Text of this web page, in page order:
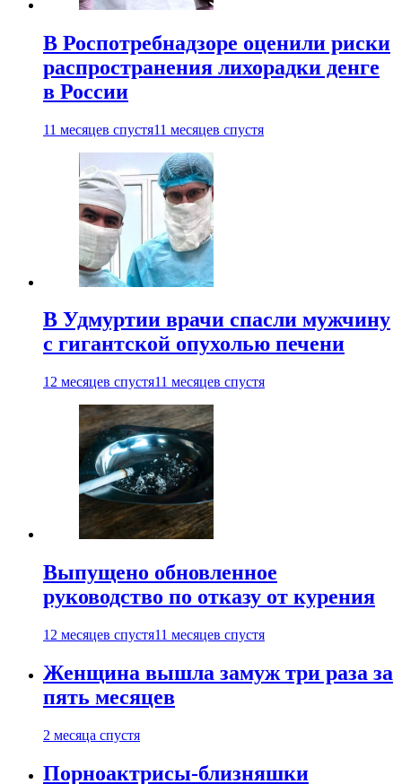
В Роспотребнадзоре оценили риски
распространения лихорадки денге
в России
11 месяцев спустя11 месяцев спустя
В Удмуртии врачи спасли мужчину
с гигантской опухолью печени
12 месяцев спустя11 месяцев спустя
Выпущено обновленное
руководство по отказу от курения
12 месяцев спустя11 месяцев спустя
Женщина вышла замуж три раза за
пять месяцев
2 месяца спустя
Порноактрисы-близняшки